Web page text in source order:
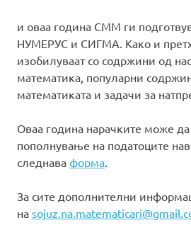
и оваа година СММ ги
НУМЕРУС и СИГМА. Како и
изобилуваат со содржини од
математика, популарни
математиката и задачи за
Оваа година нарачките може да
пополнување на податоците
следнава форма
За сите дополнителни
на